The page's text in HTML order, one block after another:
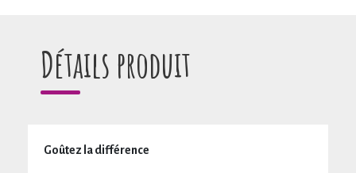
Détails produit
Goûtez la différence